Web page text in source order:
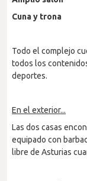
Cuna y trona
Todo el complejo
todos los
deportes.
En el exterior...
Las dos casas
equipado con
libre de Asturias